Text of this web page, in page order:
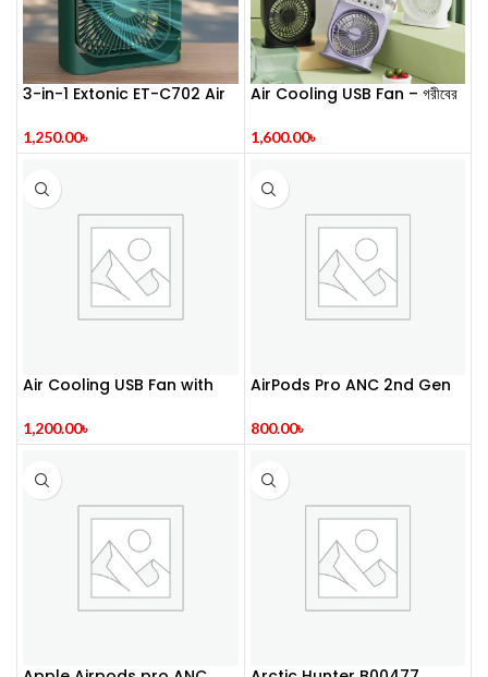
3-in-1 Extonic ET-C702 Air
1,250.00৳
Air Cooling USB Fan – গরীবের
1,600.00৳
Air Cooling USB Fan with
1,200.00৳
AirPods Pro ANC 2nd Gen
800.00৳